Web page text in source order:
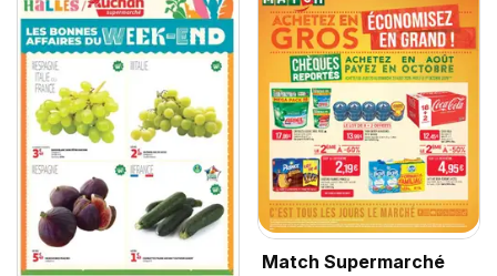
Match Supermarché